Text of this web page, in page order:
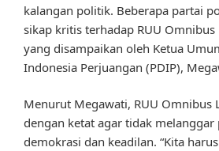
kalangan politik. Beberapa partai
sikap kritis terhadap RUU Omnibus
yang disampaikan oleh Ketua
Indonesia Perjuangan (PDIP),
Menurut Megawati, RUU Omnibus
dengan ketat agar tidak
demokrasi dan keadilan. “Kita